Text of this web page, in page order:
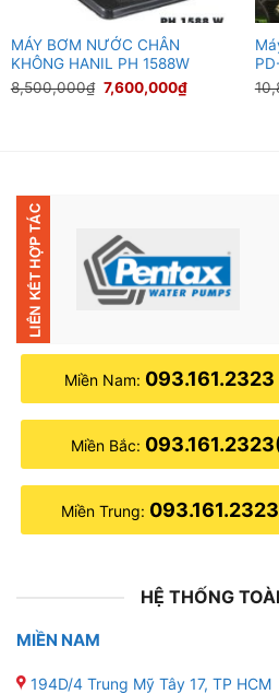
MÁY BƠM NƯỚC CHÂN
KHÔNG HANIL PH 1588W
8,500,000₫ Giá
gốc
7,600,000₫Giá
hiện
Miền Nam:
Miền Bắc:
Miền Trung:
HỆ THỐNG
MIỀN NAM
194D/4 Trung Mỹ Tây 17, TP HCM